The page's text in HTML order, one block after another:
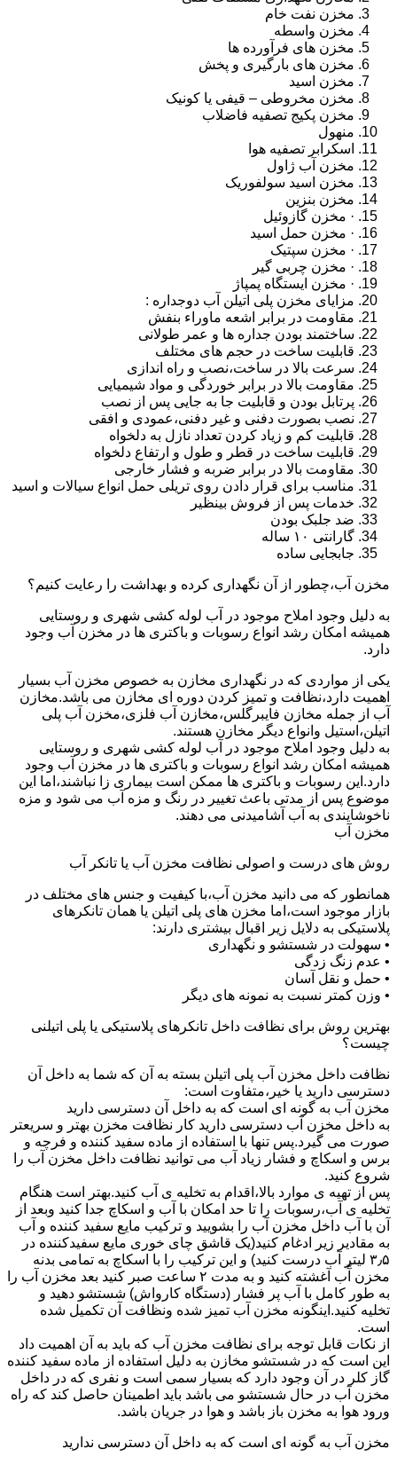
مخزن نفت خام
مخزن واسطه
مخزن های فرآورده ها
مخزن های بارگیری و پخش
مخزن اسید
مخزن مخروطی – قیفی یا کونیک
مخزن پکیج تصفیه فاضلاب
منهول
اسکرابر تصفیه هوا
مخزن آب ژاول
مخزن اسید سولفوریک
مخزن بنزین
· مخزن گازوئیل
· مخزن حمل اسید
· مخزن سپتیک
· مخزن چربی گیر
· مخزن ایستگاه پمپاژ
مزایای مخزن پلی اتیلن آب دوجداره :
مقاومت در برابر اشعه ماوراء بنفش
ساختمند بودن جداره ها و عمر طولانی
قابلیت ساخت در حجم های مختلف
سرعت بالا در ساخت،نصب و راه اندازی
مقاومت بالا در برابر خوردگی و مواد شیمیایی
پرتابل بودن و قابلیت جا به جایی پس از نصب
نصب بصورت دفنی و غیر دفنی،عمودی و افقی
قابلیت کم و زیاد کردن تعداد نازل به دلخواه
قابلیت ساخت در قطر و طول و ارتفاع دلخواه
مقاومت بالا در برابر ضربه و فشار خارجی
مناسب برای قرار دادن روی تریلی حمل انواع سیالات و اسید
خدمات پس از فروش بینظیر
ضد جلبک بودن
گارانتی ۱۰ ساله
جابجایی ساده
مخزن آب،چطور از آن نگهداری کرده و بهداشت را رعایت کنیم؟
به دلیل وجود املاح موجود در آب لوله کشی شهری و روستایی
همیشه امکان رشد انواع رسوبات و باکتری ها در مخزن آب وجود
دارد.
یکی از مواردی که در نگهداری مخازن به خصوص مخزن آب بسیار
اهمیت دارد،نظافت و تمیز کردن دوره ای مخازن می باشد.مخازن
آب از جمله مخازن فایبرگلس،مخازن آب فلزی،مخزن آب پلی
اتیلن،استیل وانواع دیگر مخازن هستند.
به دلیل وجود املاح موجود در آب لوله کشی شهری و روستایی
همیشه امکان رشد انواع رسوبات و باکتری ها در مخزن آب وجود
دارد.این رسوبات و باکتری ها ممکن است بیماری زا نباشند،اما این
موضوع پس از مدتی باعث تغییر در رنگ و مزه آب می شود و مزه
ناخوشایندی به آب آشامیدنی می دهند.
مخزن آب
روش های درست و اصولی نظافت مخزن آب یا تانکر آب
همانطور که می دانید مخزن آب،با کیفیت و جنس های مختلف در
بازار موجود است،اما مخزن های پلی اتیلن یا همان تانکرهای
پلاستیکی به دلایل زیر اقبال بیشتری دارند:
• سهولت در شستشو و نگهداری
• عدم زنگ زدگی
• حمل و نقل آسان
• وزن کمتر نسبت به نمونه های دیگر
بهترین روش برای نظافت داخل تانکرهای پلاستیکی یا پلی اتیلنی
چیست؟
نظافت داخل مخزن آب پلی اتیلن بسته به آن که شما به داخل آن
دسترسی دارید یا خیر،متفاوت است:
مخزن آب به گونه ای است که به داخل آن دسترسی دارید
به داخل مخزن آب دسترسی دارید کار نظافت مخزن بهتر و سریعتر
صورت می گیرد.پس تنها با استفاده از ماده سفید کننده و فرچه و
برس و اسکاچ و فشار زیاد آب می توانید نظافت داخل مخزن آب را
شروع کنید.
پس از تهیه ی موارد بالا،اقدام به تخلیه ی آب کنید.بهتر است هنگام
تخلیه ی آب،رسوبات را تا حد امکان با آب و اسکاچ جدا کنید وبعد از
آن با آب داخل مخزن آب را بشویید و ترکیب مایع سفید کننده و آب
به مقادیر زیر ادغام کنید(یک قاشق چای خوری مایع سفیدکننده در
۳٫۵ لیتر آب درست کنید) و این ترکیب را با اسکاچ به تمامی بدنه
مخزن آّب آغشته کنید و به مدت ۲ ساعت صبر کنید بعد مخزن آب را
به طور کامل با آب پر فشار (دستگاه کارواش) شستشو دهید و
تخلیه کنید.اینگونه مخزن آب تمیز شده ونظافت آن تکمیل شده
است.
از نکات قابل توجه برای نظافت مخزن آب که باید به آن اهمیت داد
این است که در شستشو مخازن به دلیل استفاده از ماده سفید کننده
گاز کلر در آن وجود دارد که بسیار سمی است و نفری که در داخل
مخزن آب در حال شستشو می باشد باید اطمینان حاصل کند که راه
ورود هوا به مخزن باز باشد و هوا در جریان باشد.
مخزن آب به گونه ای است که به داخل آن دسترسی ندارید